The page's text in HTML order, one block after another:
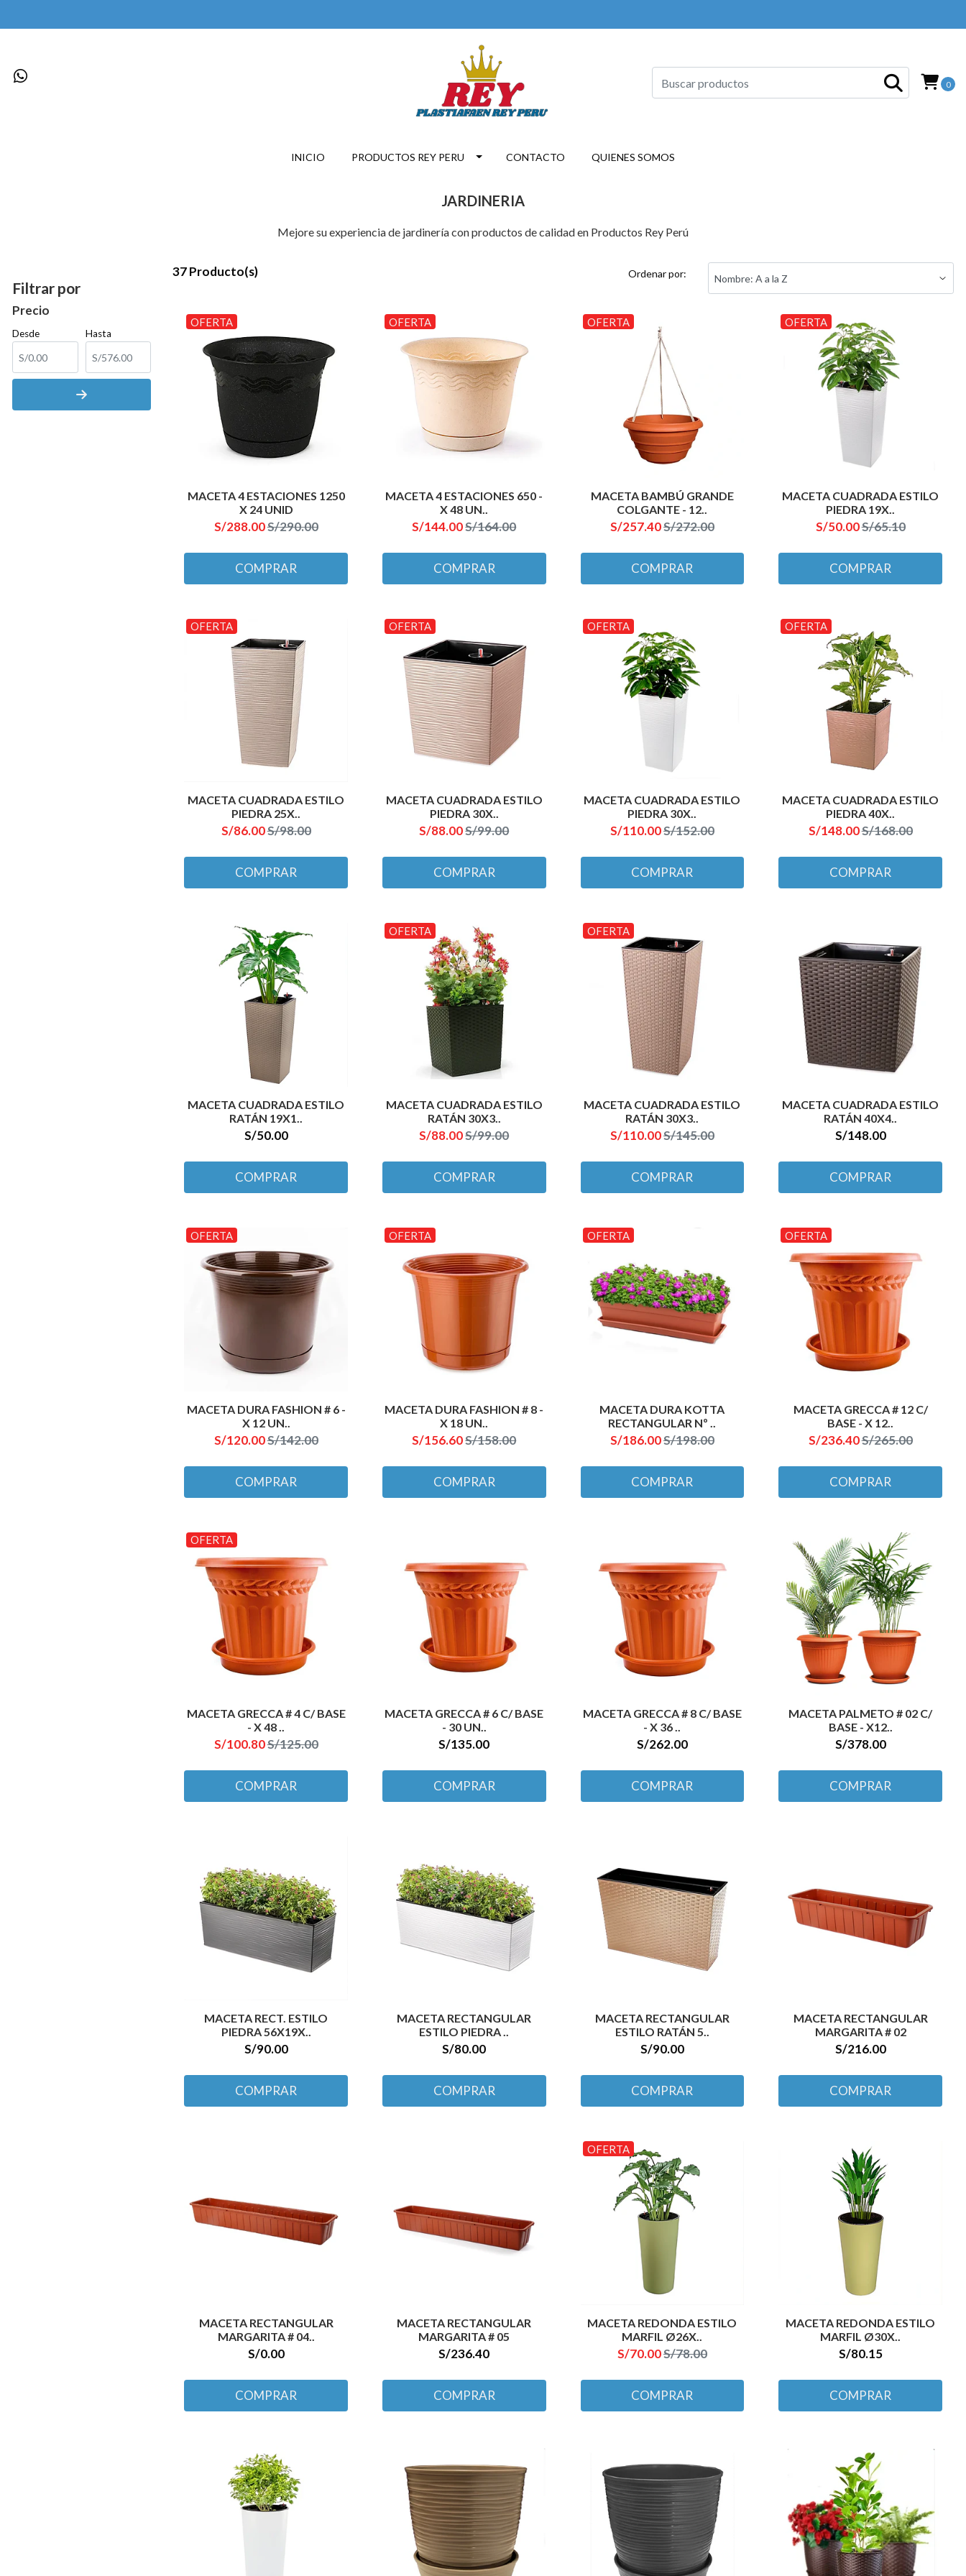
0
INICIO PRODUCTOS REY PERU CONTACTO QUIENES SOMOS
JARDINERIA
Mejore su experiencia de jardinería con productos de calidad en Productos Rey Perú
Filtrar por
Precio
Desde Hasta
37 Producto(s) Ordenar por:
OFERTA
MACETA 4 ESTACIONES 1250
X 24 UNID
S/288.00S/290.00
COMPRAR
OFERTA
MACETA 4 ESTACIONES 650 -
X 48 UN..
S/144.00S/164.00
COMPRAR
OFERTA
MACETA BAMBÚ GRANDE
COLGANTE - 12..
S/257.40S/272.00
COMPRAR
OFERTA
MACETA CUADRADA ESTILO
PIEDRA 19X..
S/50.00S/65.10
COMPRAR
OFERTA
MACETA CUADRADA ESTILO
PIEDRA 25X..
S/86.00S/98.00
COMPRAR
OFERTA
MACETA CUADRADA ESTILO
PIEDRA 30X..
S/88.00S/99.00
COMPRAR
OFERTA
MACETA CUADRADA ESTILO
PIEDRA 30X..
S/110.00S/152.00
COMPRAR
OFERTA
MACETA CUADRADA ESTILO
PIEDRA 40X..
S/148.00S/168.00
COMPRAR
MACETA CUADRADA ESTILO
RATÁN 19X1..
S/50.00
COMPRAR
OFERTA
MACETA CUADRADA ESTILO
RATÁN 30X3..
S/88.00S/99.00
COMPRAR
OFERTA
MACETA CUADRADA ESTILO
RATÁN 30X3..
S/110.00S/145.00
COMPRAR
MACETA CUADRADA ESTILO
RATÁN 40X4..
S/148.00
COMPRAR
OFERTA
MACETA DURA FASHION # 6 -
X 12 UN..
S/120.00S/142.00
COMPRAR
OFERTA
MACETA DURA FASHION # 8 -
X 18 UN..
S/156.60S/158.00
COMPRAR
OFERTA
MACETA DURA KOTTA
RECTANGULAR Nº ..
S/186.00S/198.00
COMPRAR
OFERTA
MACETA GRECCA # 12 C/
BASE - X 12..
S/236.40S/265.00
COMPRAR
OFERTA
MACETA GRECCA # 4 C/ BASE
- X 48 ..
S/100.80S/125.00
COMPRAR
MACETA GRECCA # 6 C/ BASE
- 30 UN..
S/135.00
COMPRAR
MACETA GRECCA # 8 C/ BASE
- X 36 ..
S/262.00
COMPRAR
MACETA PALMETO # 02 C/
BASE - X12..
S/378.00
COMPRAR
MACETA RECT. ESTILO
PIEDRA 56X19X..
S/90.00
COMPRAR
MACETA RECTANGULAR
ESTILO PIEDRA ..
S/80.00
COMPRAR
MACETA RECTANGULAR
ESTILO RATÁN 5..
S/90.00
COMPRAR
MACETA RECTANGULAR
MARGARITA # 02
S/216.00
COMPRAR
MACETA RECTANGULAR
MARGARITA # 04..
S/0.00
COMPRAR
MACETA RECTANGULAR
MARGARITA # 05
S/236.40
COMPRAR
OFERTA
MACETA REDONDA ESTILO
MARFIL Ø26X..
S/70.00S/78.00
COMPRAR
MACETA REDONDA ESTILO
MARFIL Ø30X..
S/80.15
COMPRAR